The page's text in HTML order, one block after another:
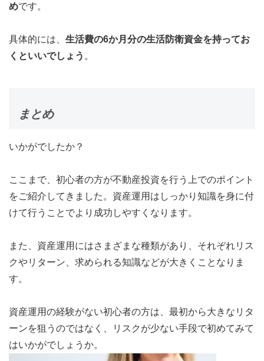
めです。
具体的には、 生活費の6か月分の生活防衛資金を持ってお
くといいでしょう 。
まとめ
いかがでしたか？
ここまで、初心者の方が不動産投資を行う上でのポイント
をご紹介してきました。資産運用はしっかり知識を身に付
けて行うことでより成功しやすくなります。
また、資産運用にはさまざまな種類があり、それぞれリス
クやリターン、求められる知識などが大きくことなりま
す。
資産運用の経験がない初心者の方は、最初から大きなリタ
ーンを狙うのではなく、リスクが少ない手段で初めてみて
はいかがでしょうか。